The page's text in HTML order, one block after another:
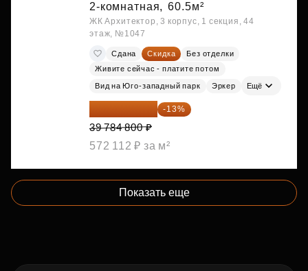
2-комнатная, 60.5м²
ЖК Архитектор, 3 корпус, 1 секция, 44
этаж, №1047
Сдана Скидка
Без отделки
Живите сейчас - платите потом
Вид на Юго-западный парк Эркер Ещё
34 612 776 ₽ -13%
39 784 800 ₽
572 112 ₽ за м²
Показать еще